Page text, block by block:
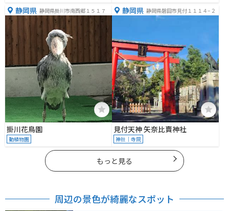
静岡県 静岡県掛川市南西郷１５１７
掛川花鳥園
動植物園
静岡県 静岡県磐田市見付１１１４−２
見付天神 矢奈比賣神社
神社｜寺院
もっと見る
周辺の景色が綺麗なスポット